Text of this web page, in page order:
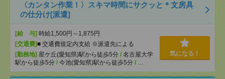
〈カンタン作業！〉スキマ時間にサクッと＊文房具
の仕分け[派遣]
[給 与] 時給1,500円～1,875円
[交通費]■ 交通費規定内支給 ※派遣先による
[勤務地] 星ケ丘(愛知県)駅から徒歩5分 / 名古屋大学
駅から徒歩5分 / 今池(愛知県)駅から徒歩5分 / …
気になる！